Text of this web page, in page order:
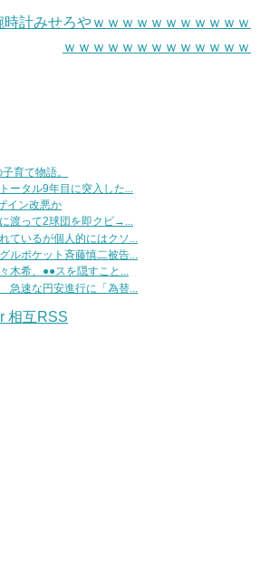
時計みせろやｗｗｗｗｗｗｗｗｗｗｗ
ｗｗｗｗｗｗｗｗｗｗｗｗｗ
育て物語。
ータル9年目に突入した...
イン改悪か
渡って2球団を即クビ→...
ているが個人的にはクソ...
ルポケット斉藤慎二被告...
木希、●●スを隠すこと...
速な円安進行に「為替...
相互RSS